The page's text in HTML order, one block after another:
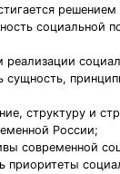
социальной
реализации
сущность,
структуру и
России;
современной
приоритеты